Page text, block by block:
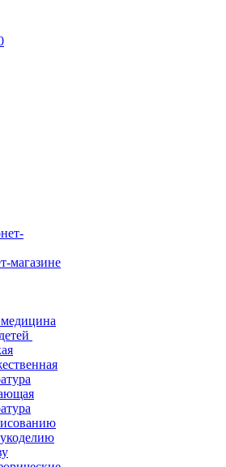
магазине